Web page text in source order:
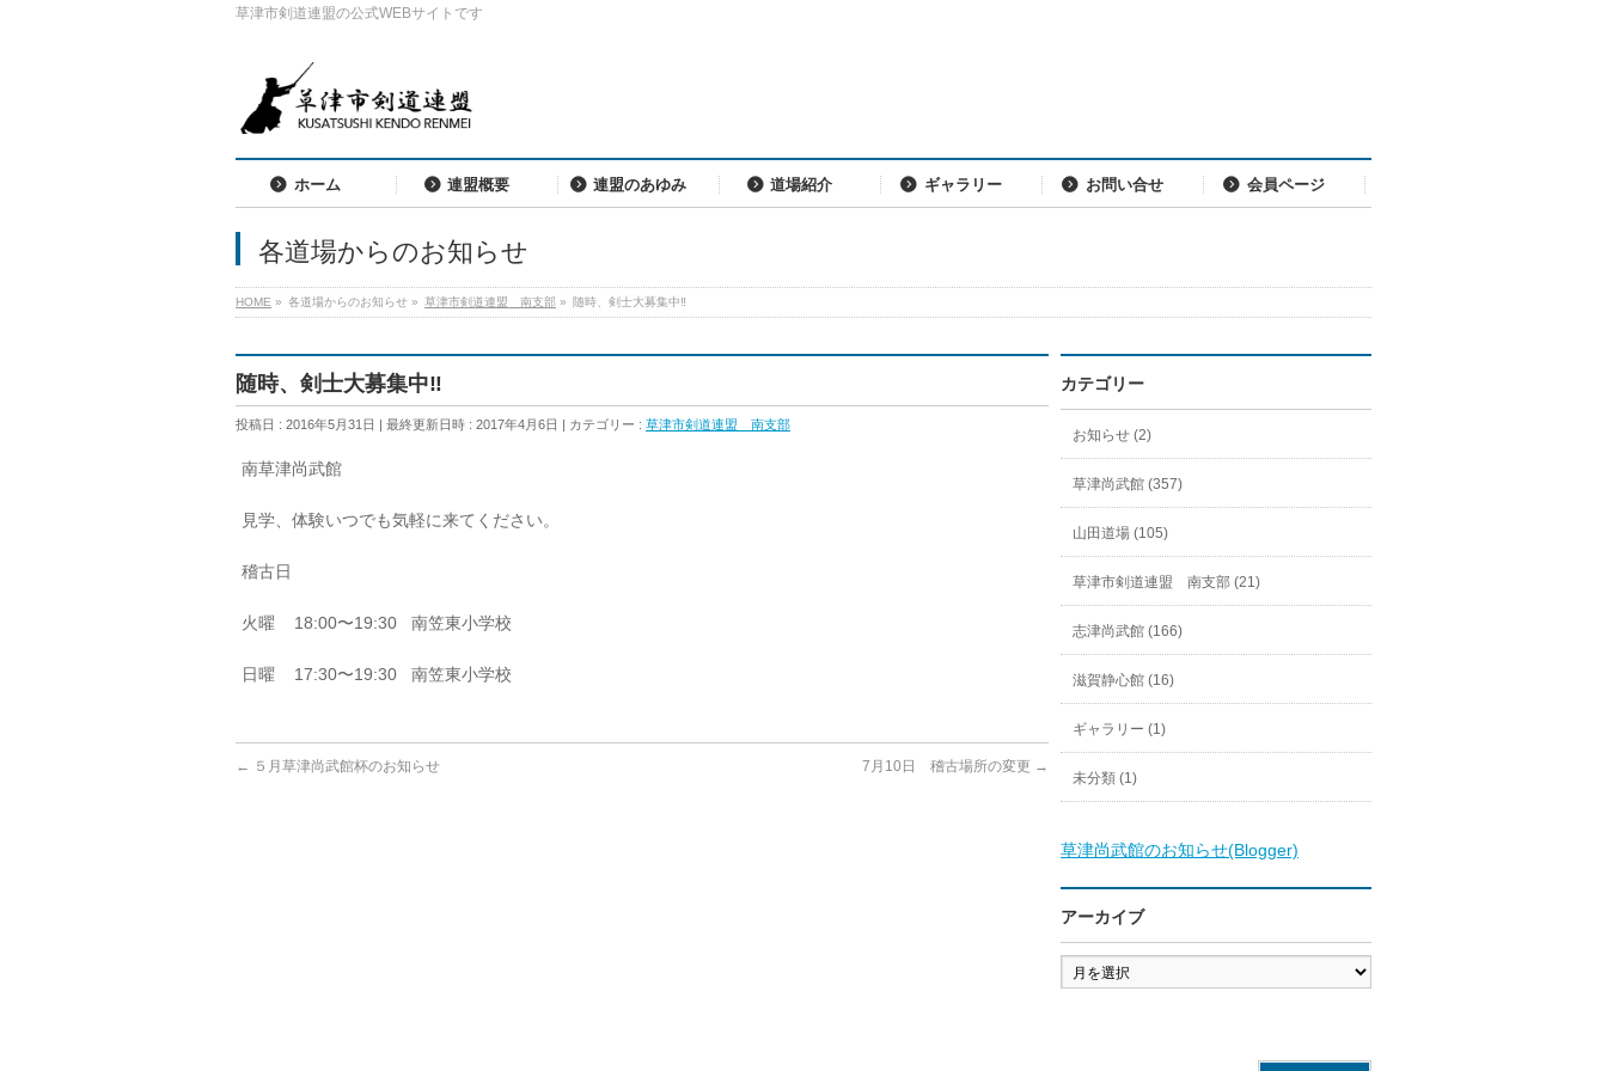
草津市剣道連盟の公式WEBサイトです
ホーム 連盟概要 連盟のあゆみ 道場紹介 ギャラリー お問い合せ 会員ページ
各道場からのお知らせ
HOME » 各道場からのお知らせ » 草津市剣道連盟 南支部 » 随時、剣士大募集中‼️
随時、剣士大募集中‼️
投稿日 : 2016年5月31日 最終更新日時 : 2017年4月6日 カテゴリー : 草津市剣道連盟 南支部
南草津尚武館
見学、体験いつでも気軽に来てください。
稽古日
火曜 18:00〜19:30 南笠東小学校
日曜 17:30〜19:30 南笠東小学校
← ５月草津尚武館杯のお知らせ 7月10日 稽古場所の変更 →
カテゴリー
お知らせ (2)
草津尚武館 (357)
山田道場 (105)
草津市剣道連盟 南支部 (21)
志津尚武館 (166)
滋賀静心館 (16)
ギャラリー (1)
未分類 (1)
草津尚武館のお知らせ(Blogger)
アーカイブ
ア
ー